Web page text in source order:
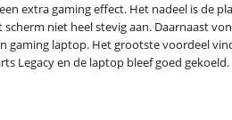
extra gaming effect. Het nadeel is de
niet heel stevig aan. Daarnaast
gaming laptop. Het grootste voordeel
Legacy en de laptop bleef goed gekoeld.